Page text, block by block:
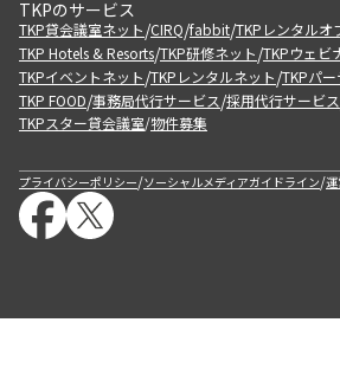
TKPのサービス
TKP貸会議室ネット/CIRQ/fabbit/TKPレンタルオ
TKP Hotels & Resorts/TKP研修ネット/TKPウェビ
TKPイベントネット/TKPレンタルネット/TKPパ
TKP FOOD/事務局代行サービス/採用代行サービス
TKPスター貸会議室/物件募集
プライバシーポリシー/ソーシャルメディアガイドライン/運